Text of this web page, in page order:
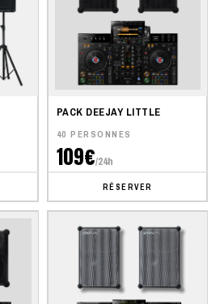
PACK DEEJAY LITTLE
40 PERSONNES
109€/24h
RÉSERVER